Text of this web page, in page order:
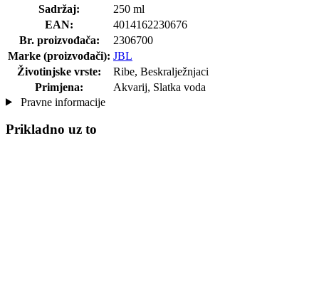
Sadržaj:
250 ml
EAN:
4014162230676
Br. proizvođača:
2306700
Marke (proizvođači): JBL
Životinjske vrste:
Ribe, Beskralježnjaci
Primjena:
Akvarij, Slatka voda
Pravne informacije
Prikladno uz to